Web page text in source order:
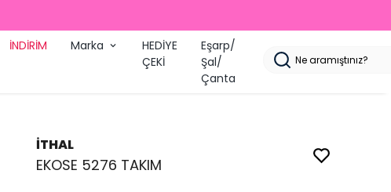
İNDİRİM Marka
HEDİYE
ÇEKİ
Eşarp/
Şal/
Çanta
İTHAL
EKOSE 5276 TAKIM